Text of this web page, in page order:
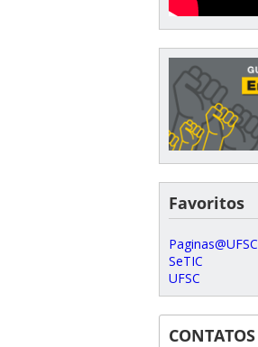
Favoritos
Paginas@UFSC
SeTIC
UFSC
CONTATOS